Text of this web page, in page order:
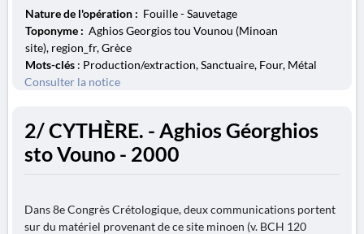
Nature de l'opération : Fouille - Sauvetage
Toponyme : Aghios Georgios tou Vounou (Minoan
site), region_fr, Grèce
Mots-clés : Production/extraction, Sanctuaire, Four, Métal
Consulter la notice
2/ CYTHÈRE. - Aghios Géorghios
sto Vouno - 2000
Dans 8e Congrès Crétologique, deux communications portent
sur du matériel provenant de ce site minoen (v. BCH 120